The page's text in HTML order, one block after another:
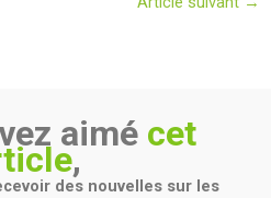
aimé cet
,
des nouvelles sur les